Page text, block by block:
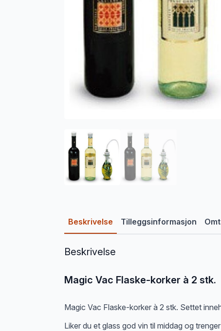
Beskrivelse Tilleggsinformasjon
Beskrivelse
Magic Vac Flaske-korker à 2 stk.
Magic Vac Flaske-korker à 2 stk. Settet
Liker du et glass god vin til middag og